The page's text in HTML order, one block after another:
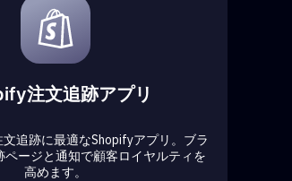
注文追跡アプリ
文追跡に最適なShopifyアプリ。ブラ
ページと通知で顧客ロイヤルティを
高めます。